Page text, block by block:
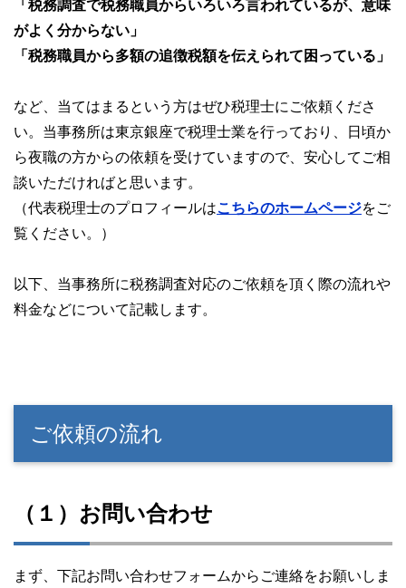
「税務調査で税務職員からいろいろ言われているが、意味
がよく分からない」
「税務職員から多額の追徴税額を伝えられて困っている」
など、当てはまるという方はぜひ税理士にご依頼くださ
い。当事務所は東京銀座で税理士業を行っており、日頃か
ら夜職の方からの依頼を受けていますので、安心してご相
談いただければと思います。
（代表税理士のプロフィールはこちらのホームページをご
覧ください。）
以下、当事務所に税務調査対応のご依頼を頂く際の流れや
料金などについて記載します。
ご依頼の流れ
（１）お問い合わせ
まず、下記お問い合わせフォームからご連絡をお願いしま